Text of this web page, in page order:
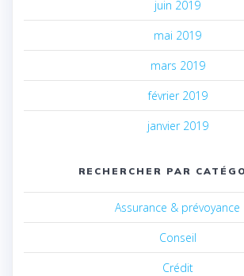
juin 2019
mai 2019
mars 2019
février 2019
janvier 2019
RECHERCHER PAR
Assurance & prévoyance
Conseil
Crédit